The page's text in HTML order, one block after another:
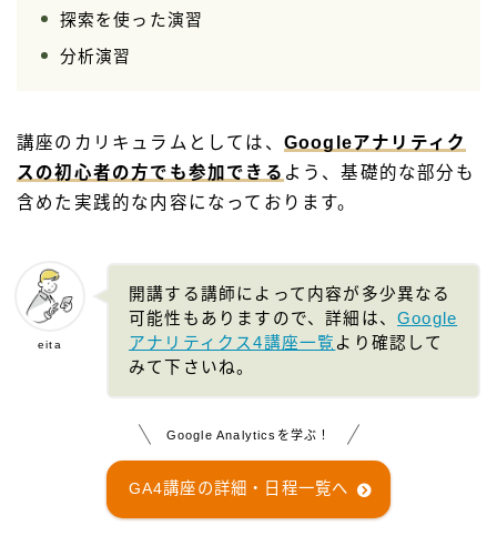
探索を使った演習
分析演習
講座のカリキュラムとしては、 Googleアナリティク
スの初心者の方でも参加できる よう、基礎的な部分も
含めた実践的な内容になっております。
eita
開講する講師によって内容が多少異なる
可能性もありますので、詳細は、 Google
アナリティクス4講座一覧 より確認して
みて下さいね。
Google Analyticsを学ぶ！
GA4講座の詳細・日程一覧へ